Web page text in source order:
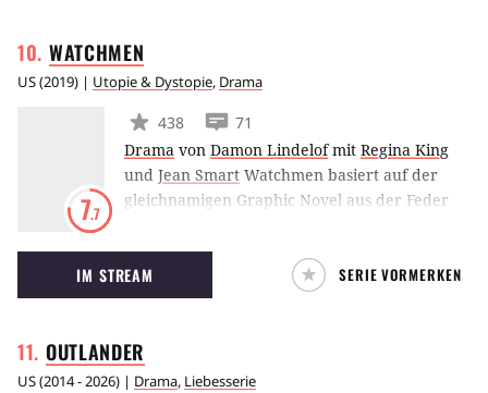
WATCHMEN
US(2019) | Utopie & Dystopie, Drama
7.7
438
71
Drama von Damon Lindelofmit Regina King
und Jean Smart Watchmen basiert auf der
gleichnamigen Graphic Novel aus der Feder
The Leftovers-Mastermind Damon Lindelof
fungiert als kreativer Kopf hinter der
Adaption, die von einer alternativen
Weltgeschehnisse wie etwa den Vietnamkrieg
beeinflusst haben.
IM STREAM SERIE VORMERKEN
OUTLANDER
US(2014 - 2026) | Drama, Liebesserie